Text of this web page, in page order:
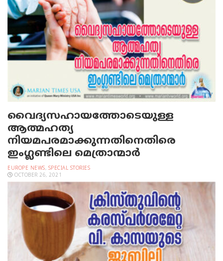
വൈദ്യസഹായത്തോടെയുള്ള
ആത്മഹത്യ
നിയമപരമാക്കുന്നതിനെതിരെ
ഇംഗ്ലണ്ടിലെ മെത്രാന്മാര്‍
EUROPE NEWS, SPECIAL STORIES
OCTOBER 26, 2021